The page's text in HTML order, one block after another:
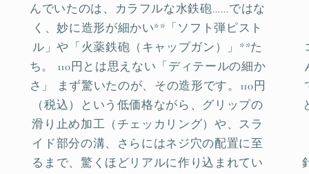
んでいたのは、カラフルな水鉄砲……ではな
く、妙に造形が細かい**「ソフト弾ピスト
ル」や「火薬鉄砲（キャップガン）」**た
ち。 110円とは思えない「ディテールの細か
さ」 まず驚いたのが、その造形です。110円
（税込）という低価格ながら、グリップの
滑り止め加工（チェッカリング）や、スラ
イド部分の溝、さらにはネジ穴の配置に至
るまで、驚くほどリアルに作り込まれてい